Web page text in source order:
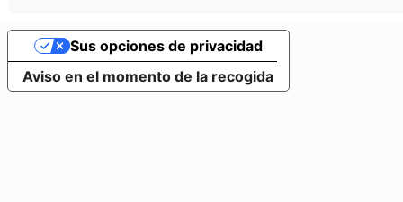
Aviso en el momento de la recogida
Sus opciones de privacidad